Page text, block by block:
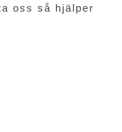
oss så hjälper